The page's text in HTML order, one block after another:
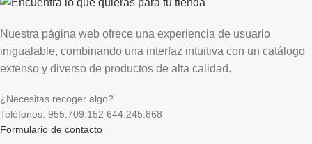
Nuestra página web ofrece una experiencia de usuario
inigualable, combinando una interfaz intuitiva con un catálogo
extenso y diverso de productos de alta calidad.
¿Necesitas recoger algo?
Teléfonos: 955.709.152 644.245.868
Formulario de contacto